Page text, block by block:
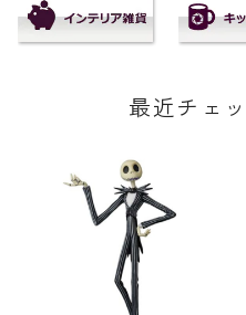
最近チェ